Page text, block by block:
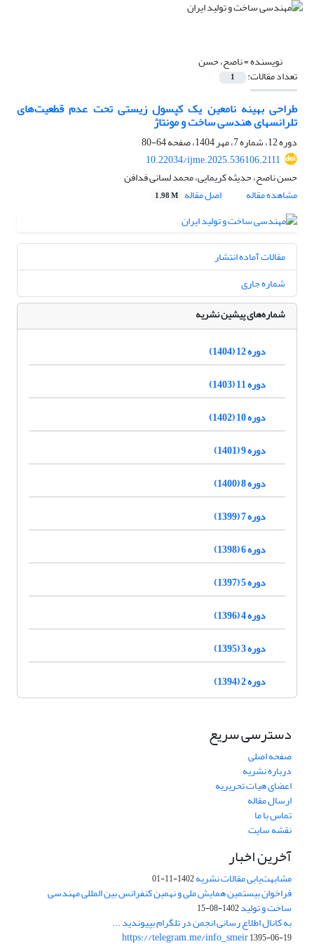
نویسنده =ناصح، حسن
تعداد مقالات: 1
طراحی بهینه نامعین یک کپسول زیستی تحت عدم قطعیت‌های
تلرانس‏های هندسی ساخت و مونتاژ
دوره 12، شماره 7، مهر 1404، صفحه
64-80
10.22034/ijme.2025.536106.2111
حسن ناصح، حدیثه کریمایی، محمد لسانی فدافن
مشاهده مقاله
اصل مقاله 1.98 M
مقالات آماده انتشار
شماره جاری
شماره‌های پیشین نشریه
دوره 12 (1404)
دوره 11 (1403)
دوره 10 (1402)
دوره 9 (1401)
دوره 8 (1400)
دوره 7 (1399)
دوره 6 (1398)
دوره 5 (1397)
دوره 4 (1396)
دوره 3 (1395)
دوره 2 (1394)
دسترسی سریع
صفحه اصلی
درباره نشریه
اعضای هیات تحریریه
ارسال مقاله
تماس با ما
نقشه سایت
آخرین اخبار
مشابهت‌یابی مقالات نشریه1402-11-01
فراخوان بیستمین همایش ملی و نهمین کنفرانس بین المللی مهندسی
ساخت و تولید1402-08-15
به کانال اطلاع رسانی انجمن در تلگرام بپیوندید ...
https://telegram.me/info_smeir1395-06-19